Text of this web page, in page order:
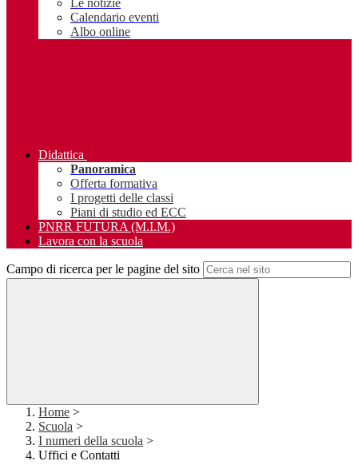
Le notizie
Calendario eventi
Albo online
Didattica
Panoramica
Offerta formativa
I progetti delle classi
Piani di studio ed ECC
PNRR FUTURA (M.I.M.)
Lavora con la scuola
Campo di ricerca per le pagine del sito
Home >
Scuola >
I numeri della scuola >
Uffici e Contatti